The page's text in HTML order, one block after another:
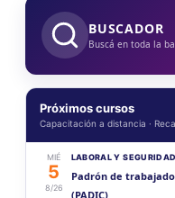
BUSCADOR
Buscá en toda la
Próximos cursos
Capacitación a distancia ·
MIÉ
5
8/26
LABORAL Y
Padrón de
(PADIC)